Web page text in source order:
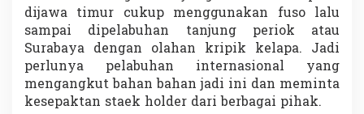
dijawa timur cukup menggunakan fuso lalu
sampai dipelabuhan tanjung periok atau
Surabaya dengan olahan kripik kelapa. Jadi
perlunya pelabuhan internasional yang
mengangkut bahan bahan jadi ini dan meminta
kesepaktan staek holder dari berbagai pihak.